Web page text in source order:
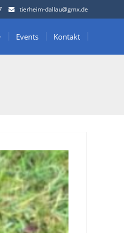
tierheim-dallau@gmx.de
Events Kontakt